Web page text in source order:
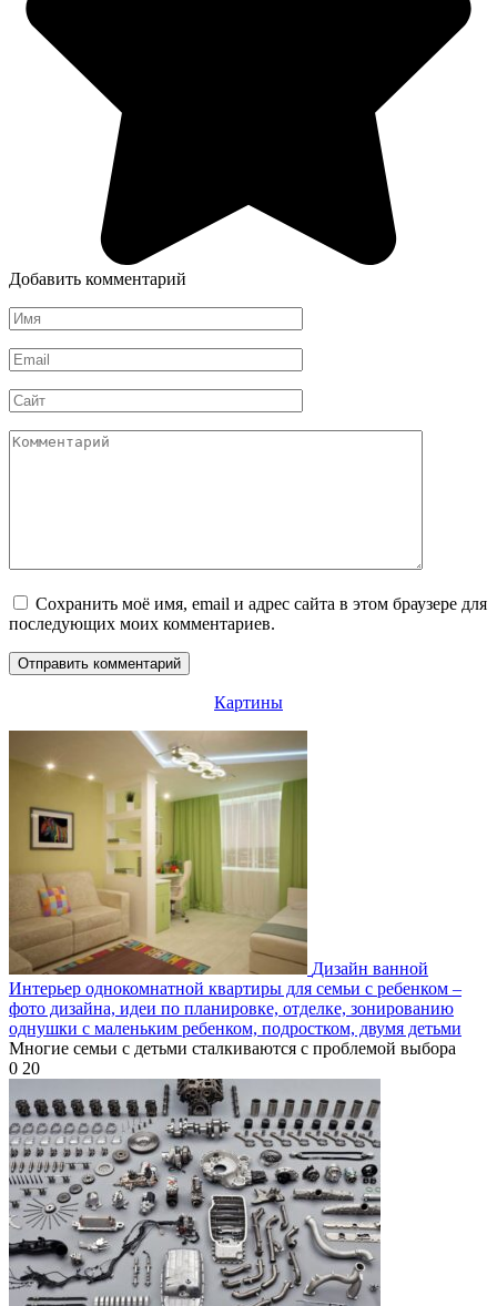
Добавить комментарий
Имя
*
Email
*
Сайт
Комментарий
Сохранить моё имя, email и адрес сайта в этом браузере для
последующих моих комментариев.
Картины
Дизайн ванной
Интерьер однокомнатной квартиры для семьи с ребенком –
фото дизайна, идеи по планировке, отделке, зонированию
однушки с маленьким ребенком, подростком, двумя детьми
Многие семьи с детьми сталкиваются с проблемой выбора
0 20